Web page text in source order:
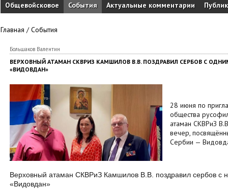
Общевойсковое События Актуальные комментарии
Главная /События
Большаков Валентин
ВЕРХОВНЫЙ АТАМАН СКВРИЗ КАМШИЛОВ В.В. ПОЗДРАВИЛ СЕРБОВ С
«ВИДОВДАН»
28 июня по
общества
атаман СКВРиЗ
вечер,
Сербии —
Верховный атаман СКВРиЗ Камшилов В.В. поздравил сербов с
«Видовдан»